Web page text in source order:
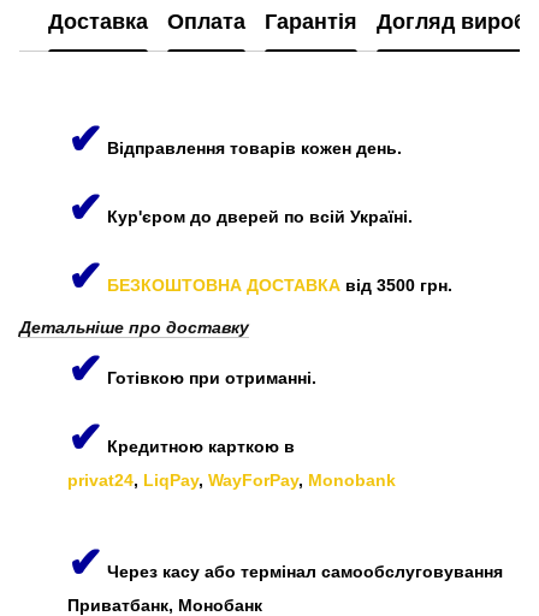
Доставка Оплата Гарантія Догляд
✔ Відправлення товарів кожен день.
✔ Кур'єром до дверей по всій Україні.
✔ БЕЗКОШТОВНА ДОСТАВКА від 3500 грн.
Детальніше про доставку
✔ Готівкою при отриманні.
✔ Кредитною карткою в
privat24, LiqPay, WayForPay, Monobank
✔ Через касу або термінал самообслуговування
Приватбанк, Монобанк